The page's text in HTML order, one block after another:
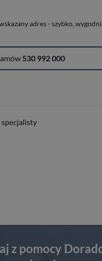
adres - szybko,
530 992 000
specjalisty
z pomocy